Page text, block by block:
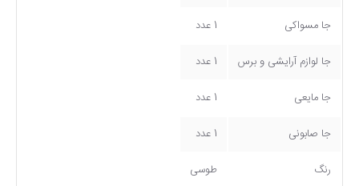
جا مسواکی 1 عدد
جا لوازم آرایشی و برس 1 عدد
جا مایعی 1 عدد
جا صابونی 1 عدد
رنگ طوسی